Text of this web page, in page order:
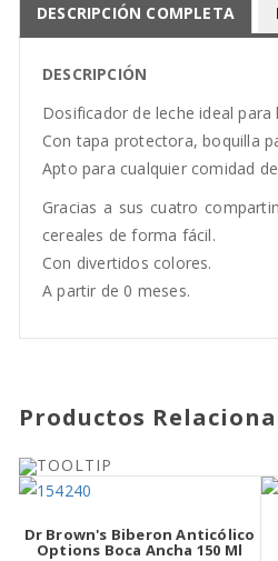
DESCRIPCIÓN COMPLETA
DESCRIPCIÓN
Dosificador de leche ideal para
Con tapa protectora, boquilla
Apto para cualquier comidad
Gracias a sus cuatro
cereales de forma fácil.
Con divertidos colores.
A partir de 0 meses.
Productos
Dr Brown's Biberon Anticólico
Options Boca Ancha 150 Ml